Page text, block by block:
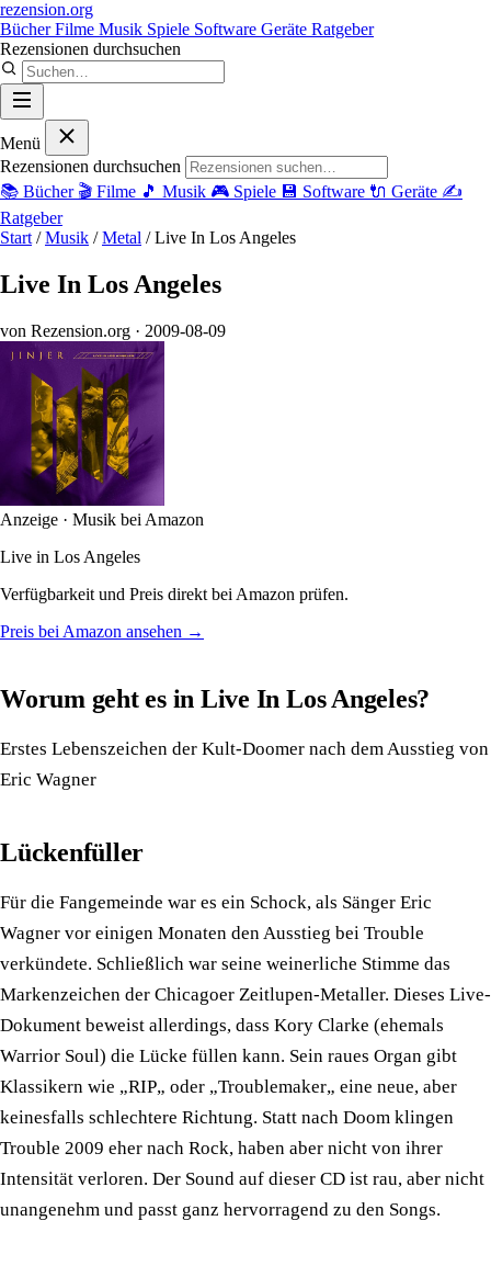
rezension.org
BücherFilme Musik Spiele Software Geräte Ratgeber
Rezensionen durchsuchen
Menü
Rezensionen durchsuchen
📚 Bücher 🎬 Filme 🎵 Musik 🎮 Spiele 💾 Software 🔌 Geräte ✍️
Ratgeber
Start / Musik / Metal / Live In Los Angeles
Live In Los Angeles
von Rezension.org · 2009-08-09
Anzeige · Musik bei Amazon
Live in Los Angeles
Verfügbarkeit und Preis direkt bei Amazon prüfen.
Preis bei Amazon ansehen →
Worum geht es in Live In Los Angeles?
Erstes Lebenszeichen der Kult-Doomer nach dem Ausstieg von
Eric Wagner
Lückenfüller
Für die Fangemeinde war es ein Schock, als Sänger Eric
Wagner vor einigen Monaten den Ausstieg bei Trouble
verkündete. Schließlich war seine weinerliche Stimme das
Markenzeichen der Chicagoer Zeitlupen-Metaller. Dieses Live-
Dokument beweist allerdings, dass Kory Clarke (ehemals
Warrior Soul) die Lücke füllen kann. Sein raues Organ gibt
Klassikern wie „RIP„ oder „Troublemaker„ eine neue, aber
keinesfalls schlechtere Richtung. Statt nach Doom klingen
Trouble 2009 eher nach Rock, haben aber nicht von ihrer
Intensität verloren. Der Sound auf dieser CD ist rau, aber nicht
unangenehm und passt ganz hervorragend zu den Songs.